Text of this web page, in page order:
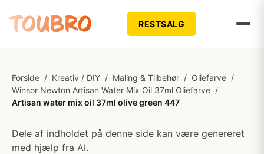
RESTSALG
Forside / Kreativ / DIY / Maling & Tilbehør / Oliefarve /
Winsor Newton Artisan Water Mix Oil 37ml Oliefarve /
Artisan water mix oil 37ml olive green 447
Dele af indholdet på denne side kan være genereret
med hjælp fra AI.